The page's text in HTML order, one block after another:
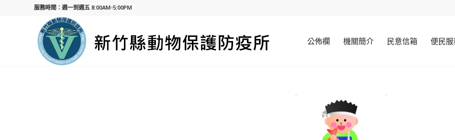
服務時間：週一到週五 8:00AM-5:00PM
公佈欄 機關簡介 民意信箱 便民